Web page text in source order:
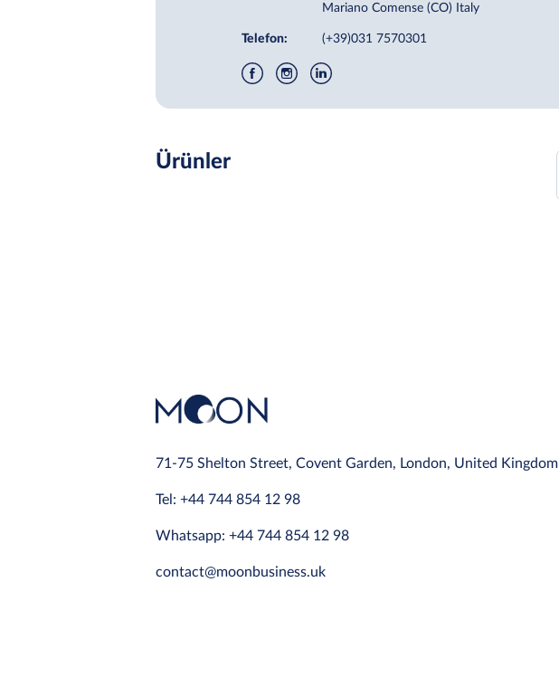
Mariano Comense (CO) Italy
Telefon: (+39)031 7570301
Ürünler
71-75 Shelton Street, Covent Garden, London, United Kingdom
Tel: +44 744 854 12 98
Whatsapp: +44 744 854 12 98
contact@moonbusiness.uk